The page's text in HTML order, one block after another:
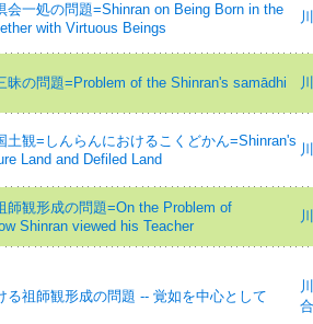
会一処の問題=Shinran on Being Born in the
with Virtuous Beings
昧の問題=Problem of the Shinran's samādhi
土観=しんらんにおけるこくどかん=Shinran's
Land and Defiled Land
師観形成の問題=On the Problem of
Shinran viewed his Teacher
る祖師観形成の問題 -- 覚如を中心として